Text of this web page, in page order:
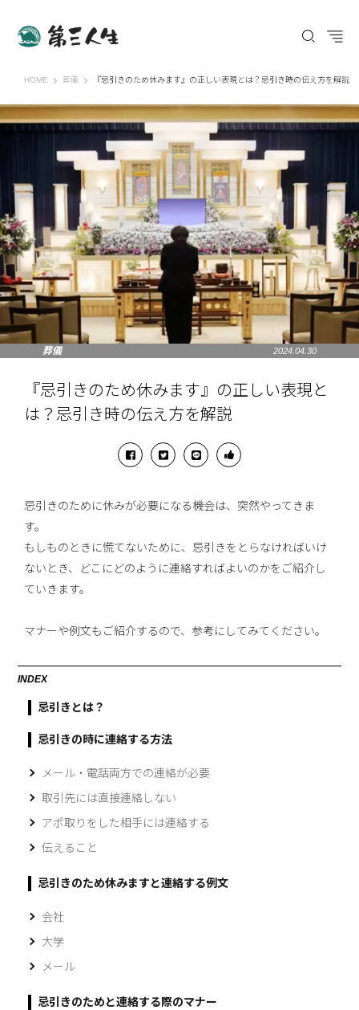
HOME 第三人生 〜寄り道の歩き方〜
葬儀 『忌引きのため休みます』の正しい表現とは？忌引き時の伝え方を解説
葬儀 2024.04.30
『忌引きのため休みます』の正しい表現と
は？忌引き時の伝え方を解説
忌引きのために休みが必要になる機会は、突然やってきま
す。
もしものときに慌てないために、忌引きをとらなければいけ
ないとき、どこにどのように連絡すればよいのかをご紹介し
ていきます。
マナーや例文もご紹介するので、参考にしてみてください。
INDEX
忌引きとは？
忌引きの時に連絡する方法
メール・電話両方での連絡が必要
取引先には直接連絡しない
アポ取りをした相手には連絡する
伝えること
忌引きのため休みますと連絡する例文
会社
大学
メール
忌引きのためと連絡する際のマナー